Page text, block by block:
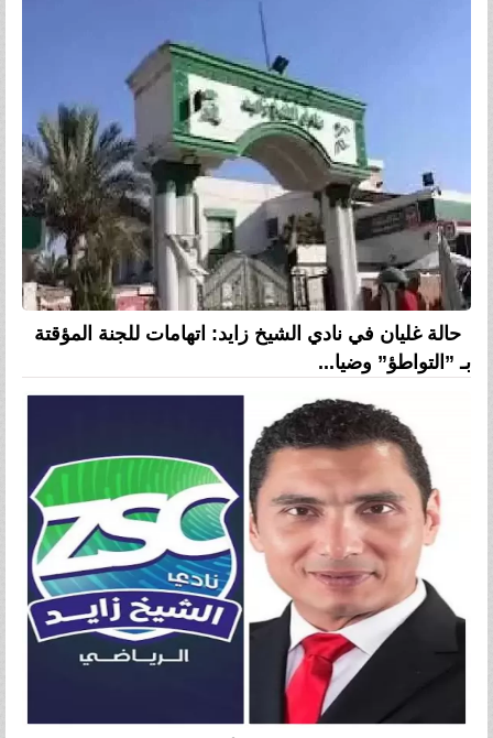
حالة غليان في نادي الشيخ زايد: اتهامات للجنة المؤقتة
بـ ”التواطؤ” وضيا...